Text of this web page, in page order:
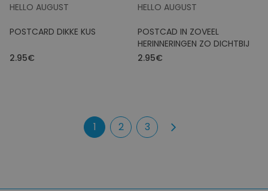
HELLO AUGUST
POSTCARD DIKKE KUS
2.95€
HELLO AUGUST
POSTCAD IN ZOVEEL
HERINNERINGEN ZO DICHTBIJ
2.95€
1 2 3